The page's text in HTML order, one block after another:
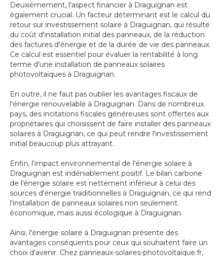
Deuxièmement, l'aspect financier à Draguignan est
également crucial. Un facteur déterminant est le calcul du
retour sur investissement solaire à Draguignan, qui résulte
du coût d'installation initial des panneaux, de la réduction
des factures d'énergie et de la durée de vie des panneaux.
Ce calcul est essentiel pour évaluer la rentabilité à long
terme d'une installation de panneaux solaires
photovoltaïques à Draguignan.
En outre, il ne faut pas oublier les avantages fiscaux de
l'énergie renouvelable à Draguignan. Dans de nombreux
pays, des incitations fiscales généreuses sont offertes aux
propriétaires qui choisissent de faire installer des panneaux
solaires à Draguignan, ce qui peut rendre l'investissement
initial beaucoup plus attrayant.
Enfin, l'impact environnemental de l'énergie solaire à
Draguignan est indéniablement positif. Le bilan carbone
de l'énergie solaire est nettement inférieur à celui des
sources d'énergie traditionnelles à Draguignan, ce qui rend
l'installation de panneaux solaires non seulement
économique, mais aussi écologique à Draguignan.
Ainsi, l'énergie solaire à Draguignan présente des
avantages conséquents pour ceux qui souhaitent faire un
choix d'avenir. Chez panneaux-solaires-photovoltaique.fr,